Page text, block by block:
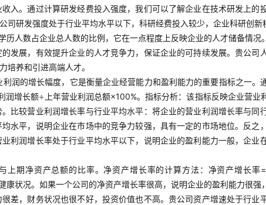
入。通过计算研发经费投入强度，我们可以了解企业在技术研发上的
研发强度处于行业平均水平以下，科研经费投入较少，企业科研创新
历人数占企业总人数的比例，它在一点程度上反映企业的人才储备情
发展，有效提升企业的人才竞争力，保证企业的可持续发展。贵公司
培养和引进高端人才。
润的增长幅度，它是衡量企业经营能力和盈利能力的重要指标之一。
增长额÷上年营业利润总额×100%。指标分析：该指标反映企业营业
比较营业利润增长率与行业平均水平：将企业的营业利润增长率与同
水平，说明企业在市场中的竞争力较强，具有一定的市场地位。反之
利润增长率处于行业平均水平以下，说明企业的盈利能力一般，企业
上期净资产总额的比率。净资产增长率的计算方法：净资产增长
状况。如果一个公司的净资产增长率很高，说明企业的盈利能力很强
差，财务状况也很不好，投资价值也不高。贵公司资产增速处于行业